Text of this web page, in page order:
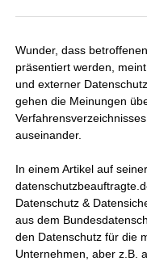
Wunder, dass
präsentiert werden,
und externer
gehen die Meinungen
auseinander.
In einem Artikel auf
Datenschutz &
aus dem
den Datenschutz für die
Unternehmen, aber z.B.